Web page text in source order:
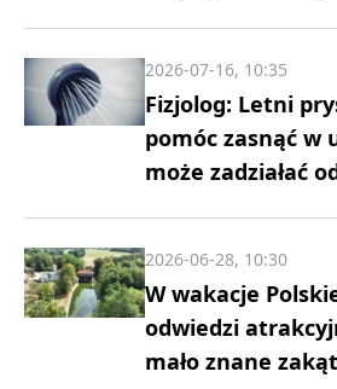
Fizjolog: Letni
pomóc zasnąć w
może zadziałać
2026-07-16, 10:35
W wakacje
odwiedzi
mało znane
2026-06-28, 10:30